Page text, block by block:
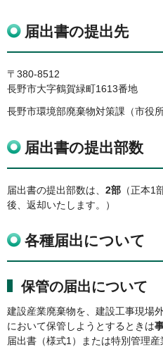
届出書の提出先
〒380-8512
長野市大字鶴賀緑町1613番地
長野市環境部廃棄物対策課（市役
届出書の提出部数
届出書の提出部数は、 2部 （正本1
後、返却いたします。）
各種届出について
保管の届出について
建設産業廃棄物を、建設工事現場
において保管しようとするときは
届出書（様式1）または特別管理